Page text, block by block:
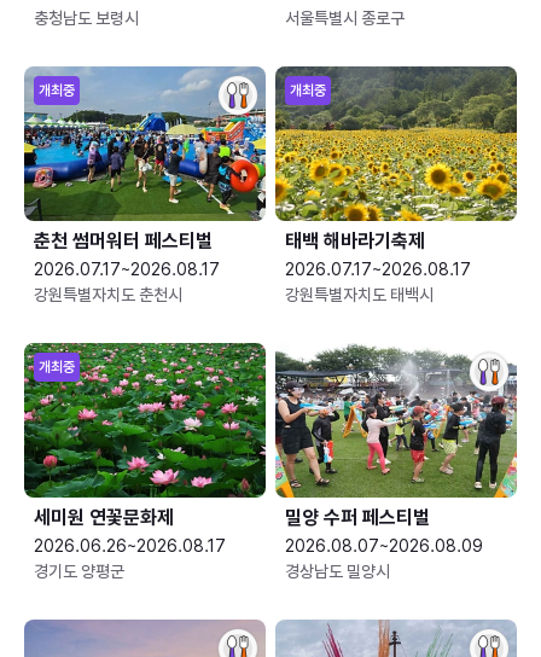
충청남도 보령시
서울특별시 종로구
개최중
춘천 썸머워터 페스티벌
2026.07.17~2026.08.17
강원특별자치도 춘천시
개최중
태백 해바라기축제
2026.07.17~2026.08.17
강원특별자치도 태백시
개최중
세미원 연꽃문화제
2026.06.26~2026.08.17
경기도 양평군
밀양 수퍼 페스티벌
2026.08.07~2026.08.09
경상남도 밀양시